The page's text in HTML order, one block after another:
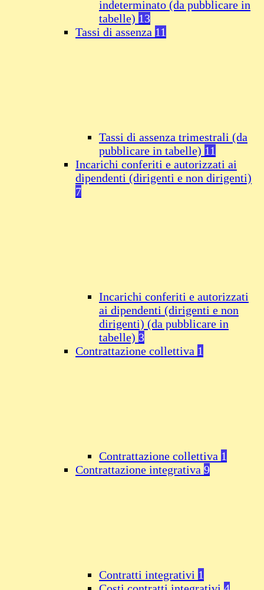
indeterminato (da pubblicare in
tabelle) 13
Tassi di assenza 11
Tassi di assenza trimestrali (da
pubblicare in tabelle) 11
Incarichi conferiti e autorizzati ai
dipendenti (dirigenti e non dirigenti)
7
Incarichi conferiti e autorizzati
ai dipendenti (dirigenti e non
dirigenti) (da pubblicare in
tabelle) 3
Contrattazione collettiva 1
Contrattazione collettiva 1
Contrattazione integrativa 9
Contratti integrativi 1